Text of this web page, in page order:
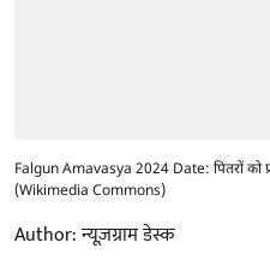
Falgun Amavasya 2024 Date: पितरों को
(Wikimedia Commons)
Author:न्यूज़ग्राम डेस्क